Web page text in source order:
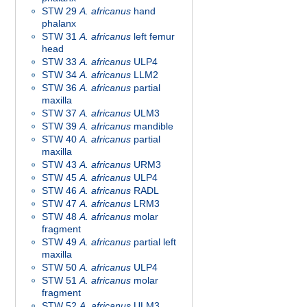
STW 29 A. africanus hand
phalanx
STW 31 A. africanus left femur
head
STW 33 A. africanus ULP4
STW 34 A. africanus LLM2
STW 36 A. africanus partial
maxilla
STW 37 A. africanus ULM3
STW 39 A. africanus mandible
STW 40 A. africanus partial
maxilla
STW 43 A. africanus URM3
STW 45 A. africanus ULP4
STW 46 A. africanus RADL
STW 47 A. africanus LRM3
STW 48 A. africanus molar
fragment
STW 49 A. africanus partial left
maxilla
STW 50 A. africanus ULP4
STW 51 A. africanus molar
fragment